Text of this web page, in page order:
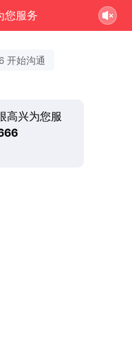
您服务
开始沟通
高兴为您服